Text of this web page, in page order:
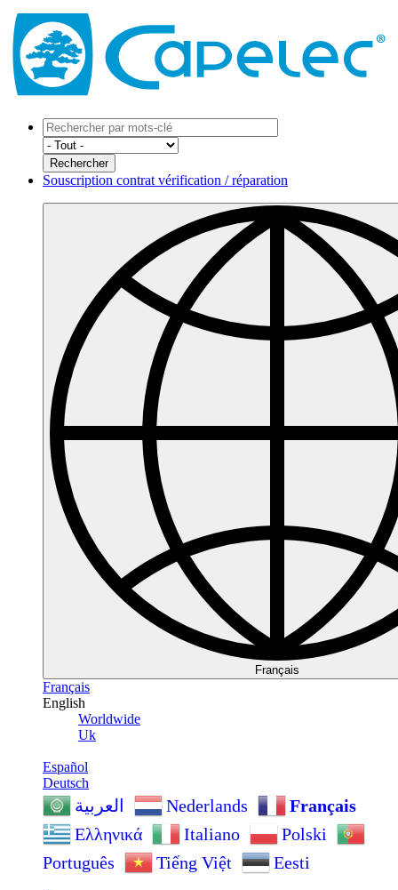
Souscription contrat vérification / réparation
Français
Français
English
Worldwide
Uk
Español
Deutsch
العربية Nederlands
Français
Ελληνικά
Italiano
Polski
Português
Tiếng Việt Eesti